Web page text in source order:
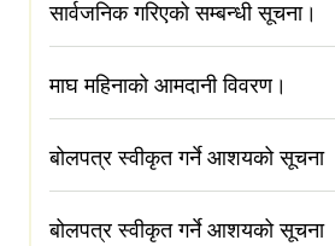
सार्वजनिक गरिएको सम्बन्धी सूचना।
माघ महिनाको आमदानी विवरण।
बोलपत्र स्वीकृत गर्ने आशयको सूचना
बोलपत्र स्वीकृत गर्ने आशयको सूचना